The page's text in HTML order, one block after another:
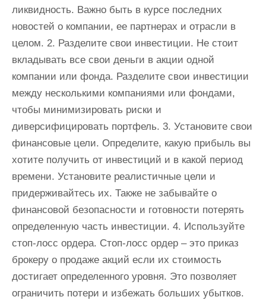
ликвидность. Важно быть в курсе последних
новостей о компании, ее партнерах и отрасли в
целом. 2. Разделите свои инвестиции. Не стоит
вкладывать все свои деньги в акции одной
компании или фонда. Разделите свои инвестиции
между несколькими компаниями или фондами,
чтобы минимизировать риски и
диверсифицировать портфель. 3. Установите свои
финансовые цели. Определите, какую прибыль вы
хотите получить от инвестиций и в какой период
времени. Установите реалистичные цели и
придерживайтесь их. Также не забывайте о
финансовой безопасности и готовности потерять
определенную часть инвестиции. 4. Используйте
стоп-лосс ордера. Стоп-лосс ордер – это приказ
брокеру о продаже акций если их стоимость
достигает определенного уровня. Это позволяет
ограничить потери и избежать больших убытков.